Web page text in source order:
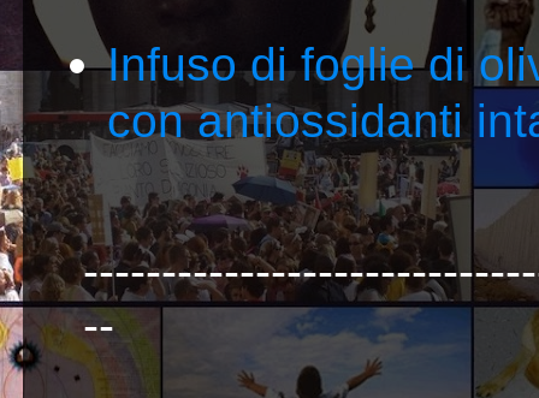
Infuso di foglie di
con antiossidanti
--